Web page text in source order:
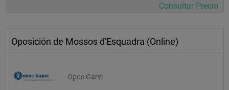
Consultar Precio
Oposición de Mossos d'Esquadra (Online)
Opos Garvi